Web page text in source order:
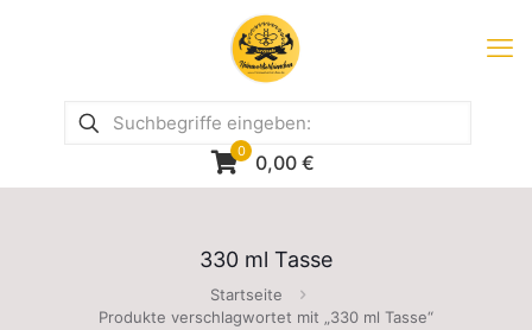
0 0,00 €
330 ml Tasse
Startseite
Produkte verschlagwortet mit „330 ml Tasse“